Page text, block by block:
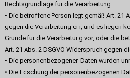
Rechtsgrundlage für die Verarbeitung.
• Die betroffene Person legt gemäß Art. 21
gegen die Verarbeitung ein, und es liegen
Gründe für die Verarbeitung vor, oder die
Art. 21 Abs. 2 DSGVO Widerspruch gegen
• Die personenbezogenen Daten wurden
• Die Löschung der personenbezogenen